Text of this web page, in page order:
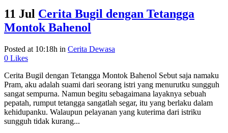
11 Jul Cerita Bugil dengan Tetangga
Montok Bahenol
Posted at 10:18h in Cerita Dewasa
0 Likes
Cerita Bugil dengan Tetangga Montok Bahenol Sebut saja namaku
Pram, aku adalah suami dari seorang istri yang menurutku sungguh
sangat sempurna. Namun begitu sebagaimana layaknya sebuah
pepatah, rumput tetangga sangatlah segar, itu yang berlaku dalam
kehidupanku. Walaupun pelayanan yang kuterima dari istriku
sungguh tidak kurang...